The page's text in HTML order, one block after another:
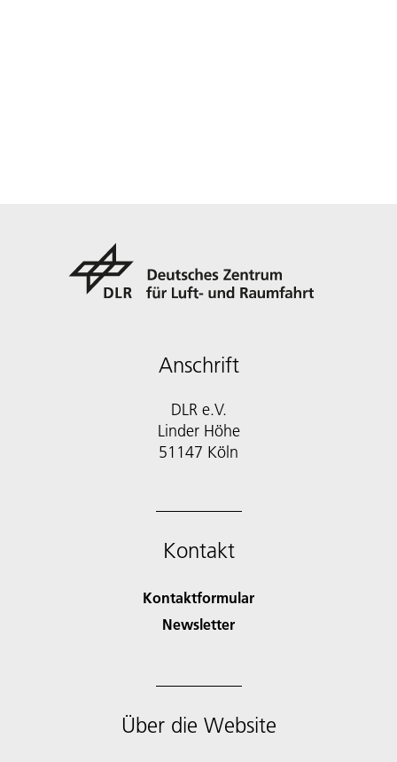
Anschrift
DLR e.V.
Linder Höhe
51147 Köln
Kontakt
Kontaktformular
Newsletter
Über die Website